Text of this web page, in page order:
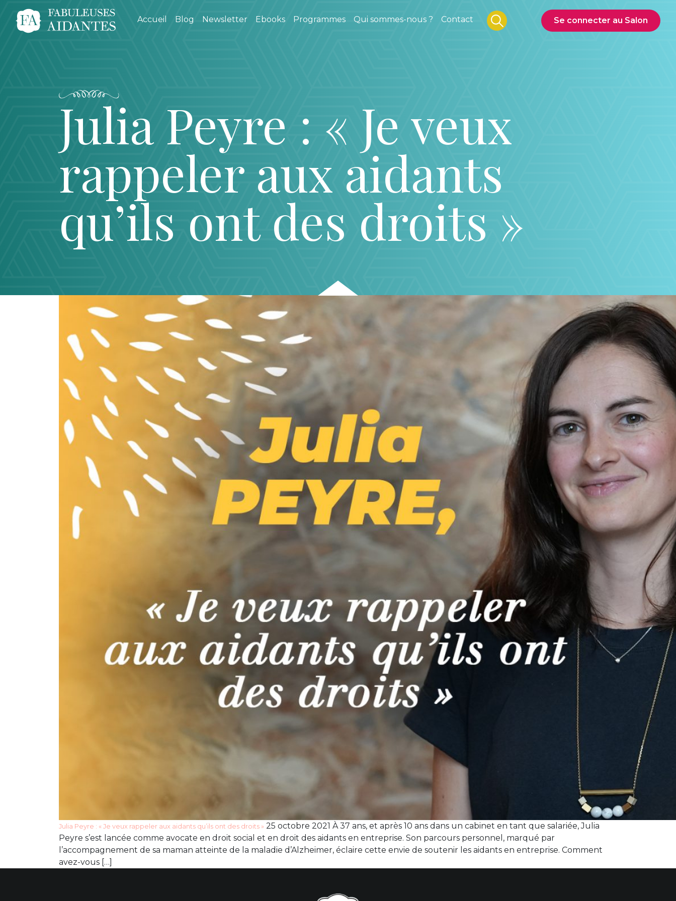
Accueil Blog Newsletter Ebooks Programmes Qui sommes-nous ? Contact Se connecter au Salon
Julia Peyre : « Je veux
rappeler aux aidants
qu’ils ont des droits »
Julia Peyre : « Je veux rappeler aux aidants qu’ils ont des droits » 25 octobre 2021 À 37 ans, et après 10 ans dans un cabinet en tant que salariée, Julia
Peyre s’est lancée comme avocate en droit social et en droit des aidants en entreprise. Son parcours personnel, marqué par
l’accompagnement de sa maman atteinte de la maladie d’Alzheimer, éclaire cette envie de soutenir les aidants en entreprise. Comment
avez-vous […]